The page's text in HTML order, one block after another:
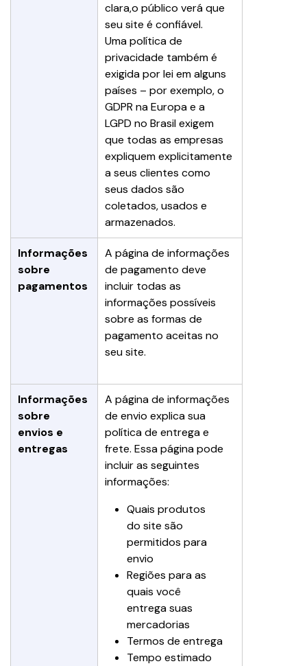
clara,o público verá que
seu site é confiável.
Uma política de
privacidade também é
exigida por lei em alguns
países – por exemplo, o
GDPR na Europa e a
LGPD no Brasil exigem
que todas as empresas
expliquem explicitamente
a seus clientes como
seus dados são
coletados, usados e
armazenados.
Informações
sobre
pagamentos
A página de informações
de pagamento deve
incluir todas as
informações possíveis
sobre as formas de
pagamento aceitas no
seu site.
Informações
sobre
envios e
entregas
A página de informações
de envio explica sua
política de entrega e
frete. Essa página pode
incluir as seguintes
informações:
Quais produtos
do site são
permitidos para
envio
Regiões para as
quais você
entrega suas
mercadorias
Termos de entrega
Tempo estimado